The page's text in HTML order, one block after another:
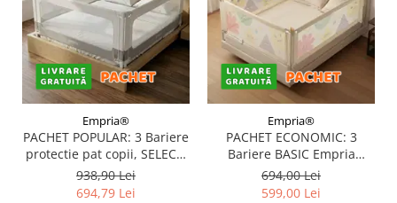
Empria®
PACHET POPULAR: 3 Bariere
protectie pat copii, SELECT,
160x200 cm
938,90 Lei
694,79 Lei
Empria®
PACHET ECONOMIC: 3
Bariere BASIC Empria
protectie pat 160X200 cm +
bara stabilizatoare
694,00 Lei
599,00 Lei